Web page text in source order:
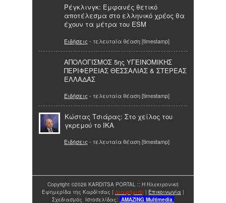
Ρέγκλινγκ: Εμφανές θετικό
αποτέλεσμα στο ελληνικό χρέος θα
έχουν τα μέτρα του ESM
Ειδήσεις - τελευταία θέαση [timestamp]
ΑΠΟΛΟΓΙΣΜΟΣ 5ης ΥΓΕΙΝΟΜΙΚΗΣ
ΠΕΡΙΦΕΡΕΙΑΣ ΘΕΣΣΑΛΙΑΣ & ΣΤΕΡΕΑΣ
ΕΛΛΑΔΑΣ
Ειδήσεις - τελευταία θέαση [timestamp]
Κώστας Τσιάρας: Στο χείλος του
γκρεμού το ΙΚΑ
Ειδήσεις - τελευταία θέαση [timestamp]
Copyright ©2026 KARDITSA PORTAL :: Η Ηλεκτρονική
Εφημερίδα της Καρδίτσας | Διαφήμιση | Επικοινωνία |
Σχεδιασμός Ιστοσελίδας: AMAZING Multimedia